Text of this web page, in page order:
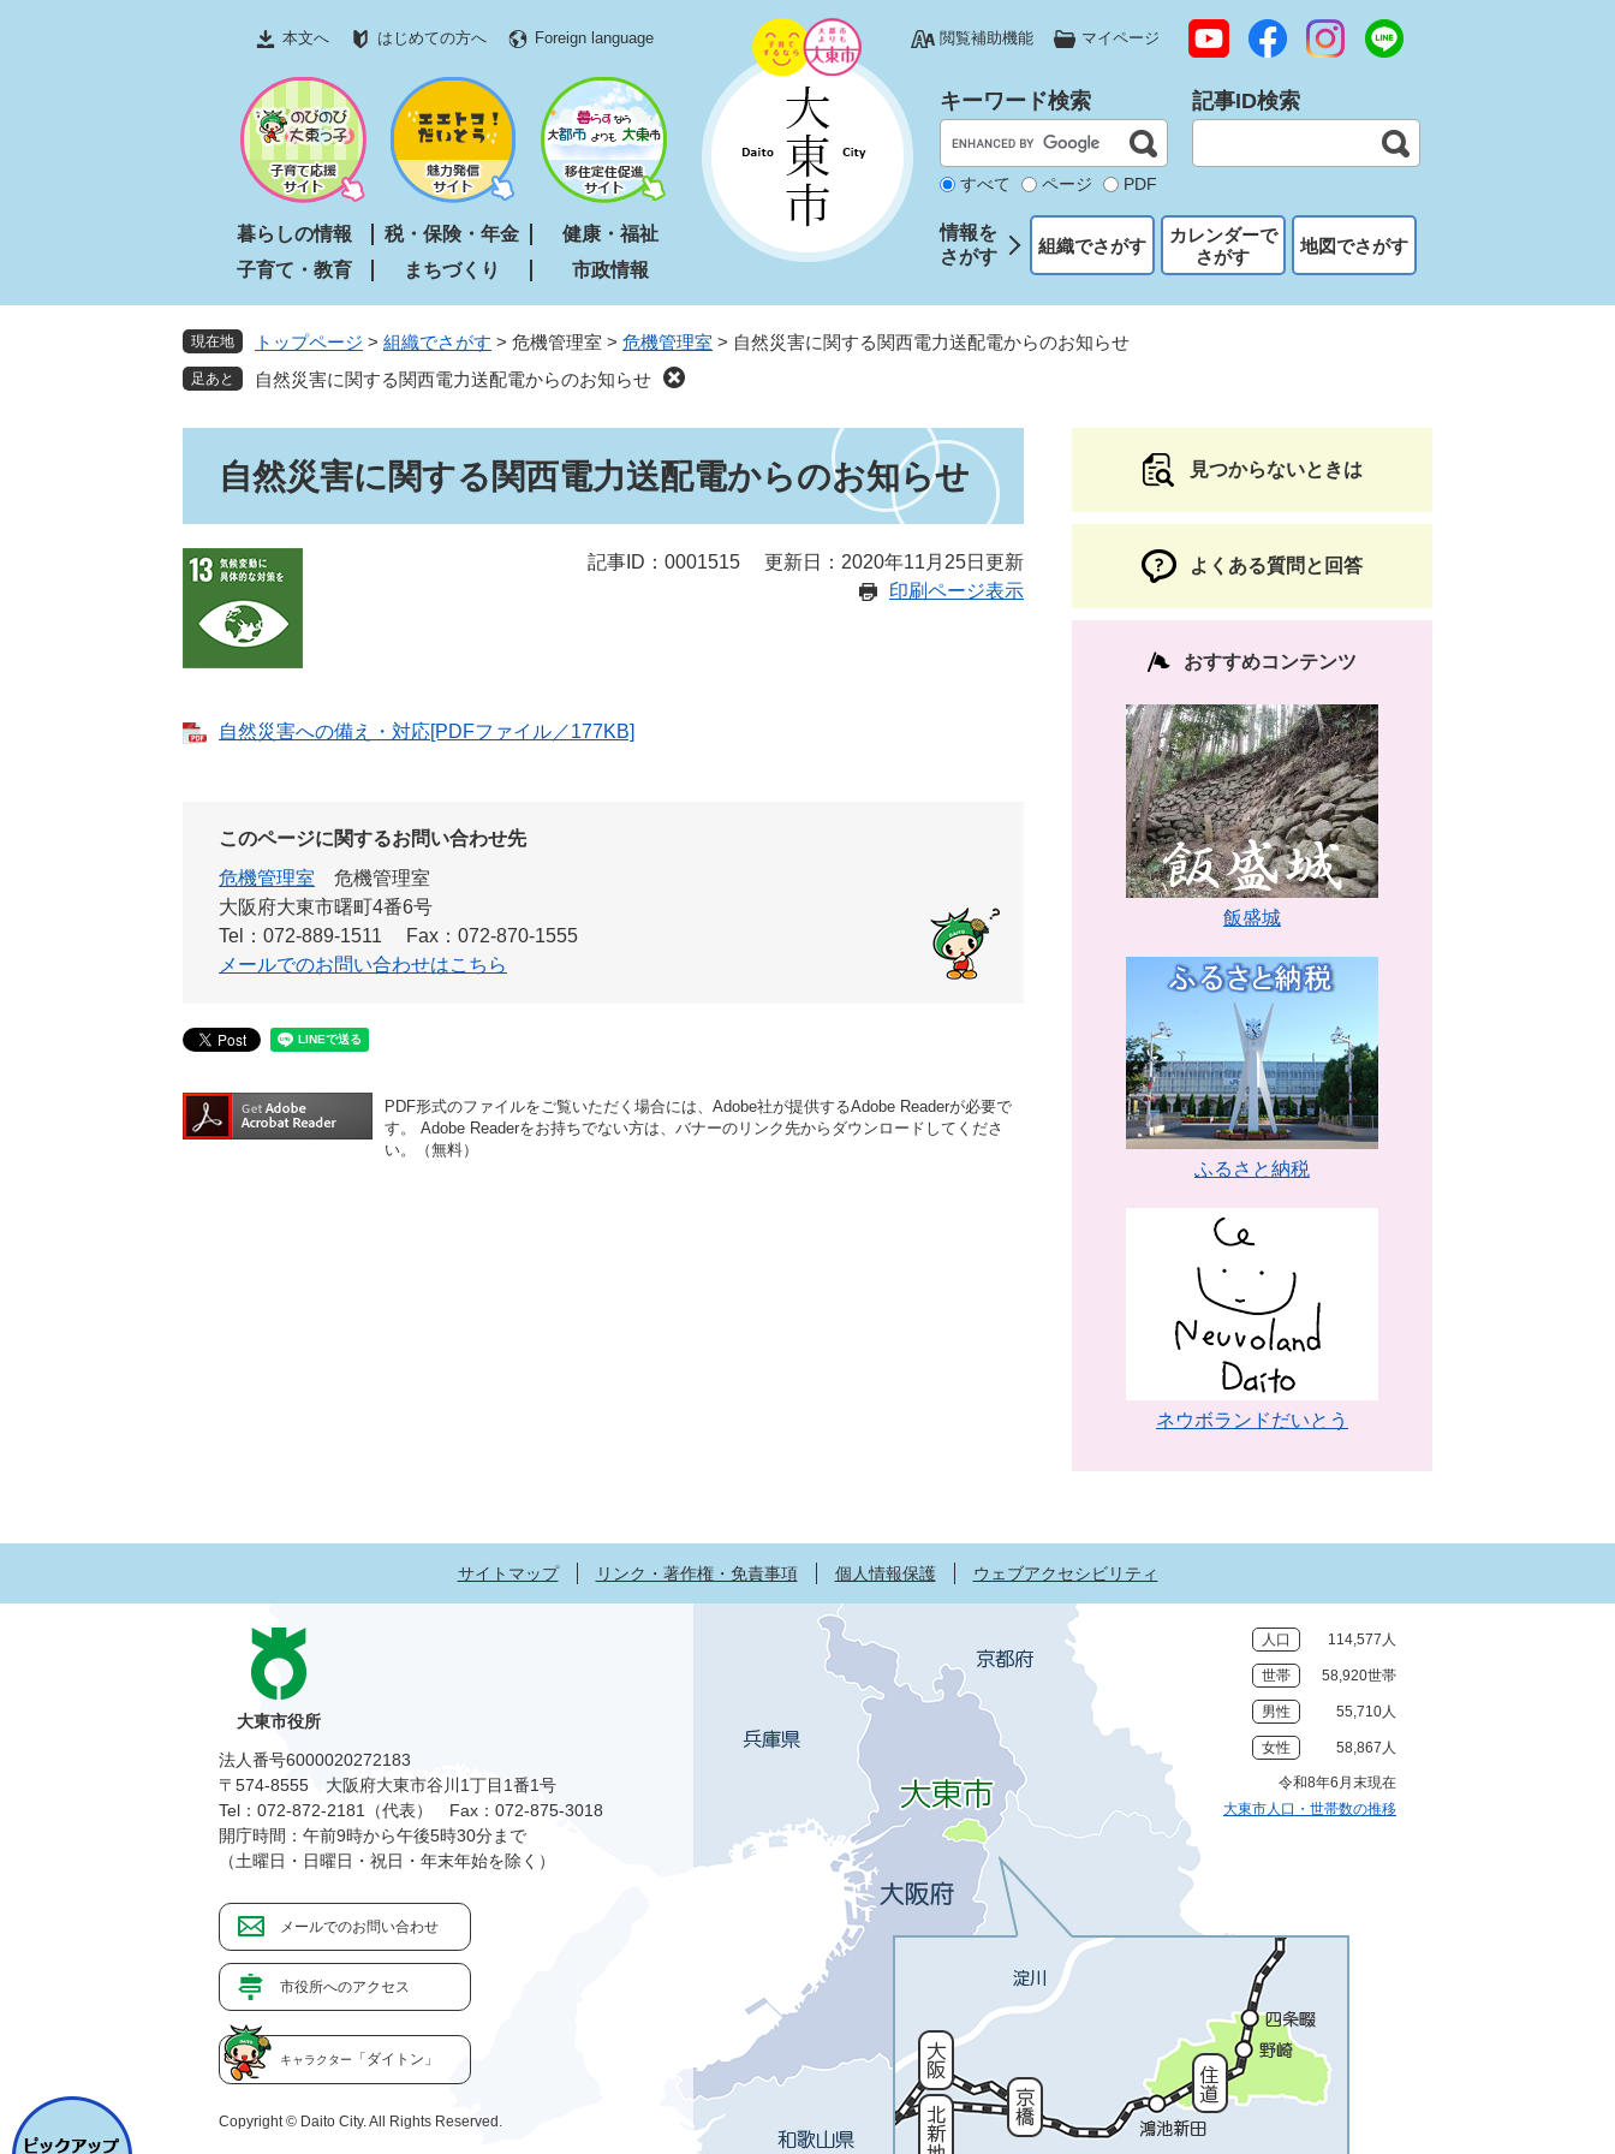
文
本文へ はじめての方へ Foreign language 閲覧補助機能 マイページ
暮らしの情報 税・保険・年金
健康・福祉
子育て・教育
まちづくり 市政情報
キーワード検索
すべて ページ PDF
記事ID検索
情報を
さがす
組織でさがす
カレンダーで
さがす
地図でさがす
現在地 トップページ > 組織でさがす > 危機管理室 > 危機管理室 > 自然災害に関する関西電力送配電からのお知らせ
自然災害に関する関西電力送配電からのお知らせ
自然災害に関する関西電力送配電からのお知らせ
記事ID：0001515
更新日：2020年11月25日更新
印刷ページ表示
自然災害への備え・対応[PDFファイル／177KB]
このページに関するお問い合わせ先
危機管理室
危機管理室
大阪府大東市曙町4番6号
Tel：072-889-1511
Fax：072-870-1555
メールでのお問い合わせはこちら
PDF形式のファイルをご覧いただく場合には、Adobe社が提供するAdobe Readerが必要で
す。
Adobe Readerをお持ちでない方は、バナーのリンク先からダウンロードしてくださ
い。（無料）
見つからないときは
よくある質問と回答
おすすめコンテンツ
飯盛城
ふるさと納税
ネウボランドだいとう
サイトマップ リンク・著作権・免責事項 個人情報保護 ウェブアクセシビリティ
人口 114,577人
世帯 58,920世帯
男性 55,710人
女性 58,867人
令和8年6月末現在
大東市人口・世帯数の推移
大東市役所
法人番号6000020272183
〒574-8555 大阪府大東市谷川1丁目1番1号
Tel：072-872-2181（代表）
Fax：072-875-3018
開庁時間：午前9時から午後5時30分まで
（土曜日・日曜日・祝日・年末年始を除く）
メールでのお問い合わせ
市役所へのアクセス
キャラクター 「ダイトン」
Copyright © Daito City. All Rights Reserved.